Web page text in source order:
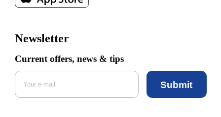
Newsletter
Current offers, news & tips
Submit